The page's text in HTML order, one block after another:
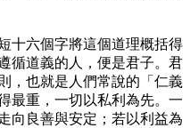
十六個字將這個道理概括得
循道義的人，便是君子。君
，也就是人們常說的「仁義
最重，一切以私利為先。一
向良善與安定；若以利益為